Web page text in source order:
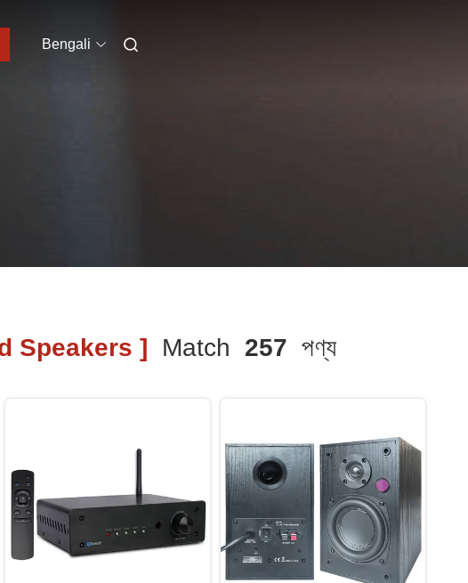
Bengali
Speakers ] Match 257 পণ্য